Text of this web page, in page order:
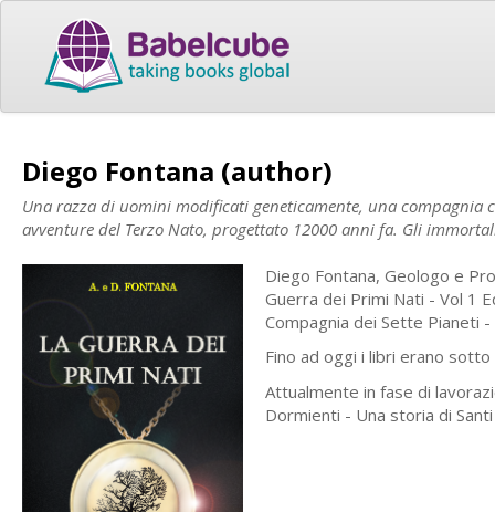
Diego Fontana (author)
Una razza di uomini modificati geneticamente, una
avventure del Terzo Nato, progettato 12000 anni fa. Gli
Diego Fontana, Geologo e
Guerra dei Primi Nati - Vol 1
Compagnia dei Sette Pianeti
Fino ad oggi i libri erano
Attualmente in fase di
Dormienti - Una storia di